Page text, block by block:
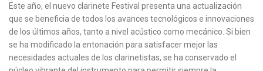
Este año, el nuevo clarinete Festival presenta una actualización
que se beneficia de todos los avances tecnológicos e innovaciones
de los últimos años, tanto a nivel acústico como mecánico. Si bien
se ha modificado la entonación para satisfacer mejor las
necesidades actuales de los clarinetistas, se ha conservado el